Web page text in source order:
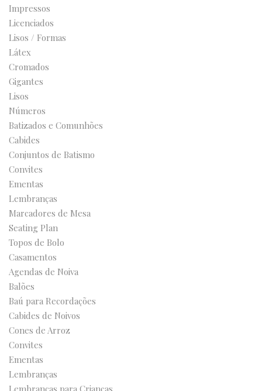
Impressos
Licenciados
Lisos / Formas
Látex
Cromados
Gigantes
Lisos
Números
Batizados e Comunhões
Cabides
Conjuntos de Batismo
Convites
Ementas
Lembranças
Marcadores de Mesa
Seating Plan
Topos de Bolo
Casamentos
Agendas de Noiva
Balões
Baú para Recordações
Cabides de Noivos
Cones de Arroz
Convites
Ementas
Lembranças
Lembranças para Crianças